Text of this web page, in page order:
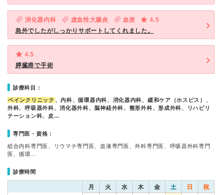
消化器内科 虚血性大腸炎 血便
4.5
急外でしたがしっかりサポートしてくれました。
4.5
膵臓癌で手術
診療科目：
ペインクリニック 、内科、循環器内科、消化器内科、緩和ケア（ホスピス）、
外科、呼吸器外科、消化器外科、脳神経外科、整形外科、形成外科、リハビリ
テーション科、皮…
専門医・資格：
総合内科専門医、リウマチ専門医、血液専門医、外科専門医、呼吸器外科専門
医、循環…
診療時間
月 火 水 木 金 土 日 祝